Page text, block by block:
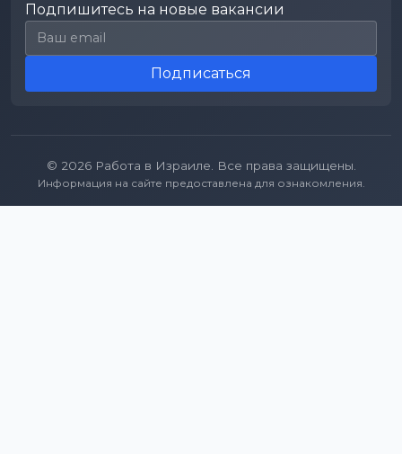
Подпишитесь на новые вакансии
Email для подписки
Подписаться
© 2026 Работа в Израиле. Все права защищены.
Информация на сайте предоставлена для ознакомления.